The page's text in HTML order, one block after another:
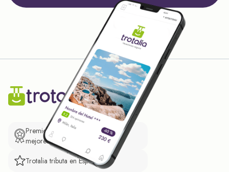
Premio de El Confidencial a las
mejores prácticas empresariales.
Trotalia tributa en España